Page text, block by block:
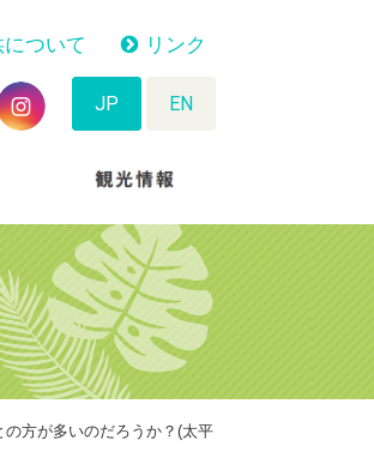
ついて リンク
JP EN
方が多いのだろうか？(太平